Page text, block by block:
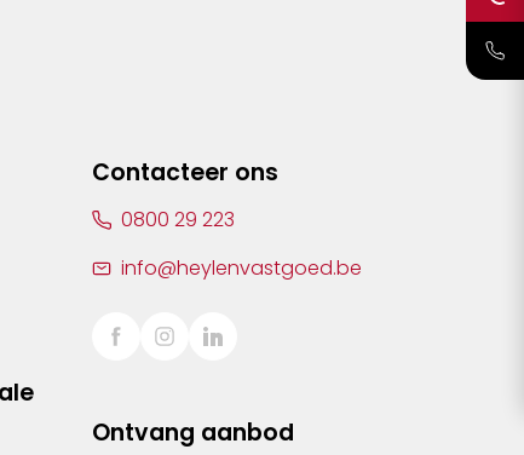
Contacteer ons
0800 29 223
info@heylenvastgoed.be
Ontvang aanbod